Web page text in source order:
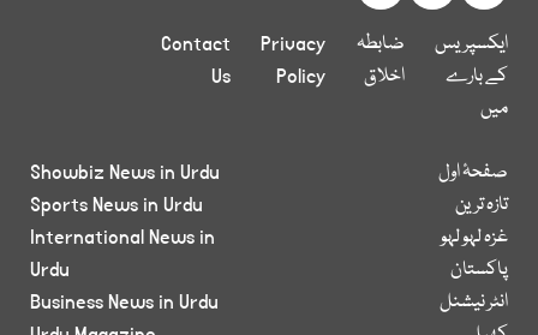
ایکسپریس
کے بارے
میں
ضابطہ
اخلاق
Privacy
Policy
Contact
Us
صفحۂ اول
تازہ ترین
غزہ لہو لہو
پاکستان
انٹر نیشنل
Showbiz News in Urdu
Sports News in Urdu
International News in
Urdu
Business News in Urdu